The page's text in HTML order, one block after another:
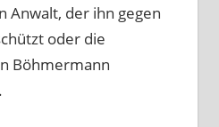
Anwalt, der ihn gegen
oder die
Böhmermann